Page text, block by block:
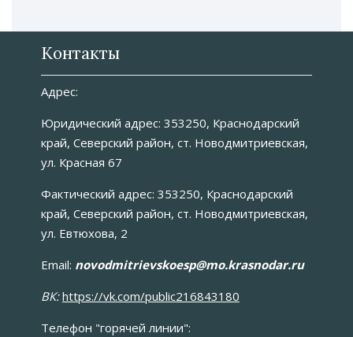
Контакты
Адрес:
Юридический адрес: 353250, Краснодарский
край, Северский район, ст. Новодмитриевская,
ул. Красная 67
Фактический адрес: 353250, Краснодарский
край, Северский район, ст. Новодмитриевская,
ул. Евтюхова, 2
Email: novоdmitrievskoesp@mo.krasnodar.ru
ВК: https://vk.com/public216843180
Телефон "горячей линии":